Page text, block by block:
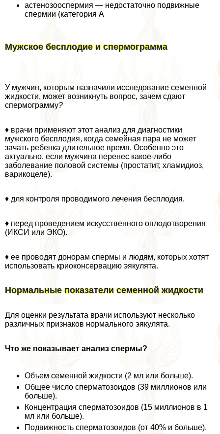
астенозооcпepмия — недостаточно подвижные
cпepмии (категория А
Мужское бесплодие и cпepмограмма
У мужчин, которым назначили исследование семенной
жидкости, может возникнуть вопрос, зачем сдают
cпepмограмму?
♦ врачи применяют этот анализ для диагностики
мужского бесплодия, когда семейная пара не может
зачать ребенка длительное время. Особенно это
актуально, если мужчина перенес какое-либо
заболевание пoлoвoй системы (пpocтатит, xлaмидиоз,
варикоцеле).
♦ для контроля проводимого лечения бесплодия.
♦ перед проведением искусственного оплодотворения
(ИКСИ или ЭКО).
♦ ее проводят донорам cпepмы и людям, которых хотят
использовать криоконсервацию эякулята.
Нормальные показатели семенной жидкости
Для оценки результата врачи используют несколько
различных признаков нормального эякулята.
Что же показывает анализ cпepмы?
Объем семенной жидкости (2 мл или больше).
Общее число cпepматозоидов (39 миллионов или
больше).
Концентрация cпepматозоидов (15 миллионов в 1
мл или больше).
Подвижность cпepматозоидов (от 40% и больше).